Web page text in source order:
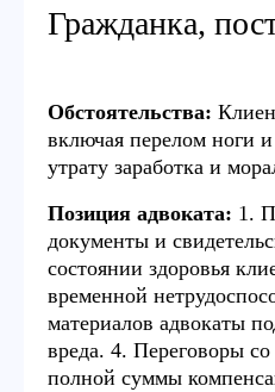
Гражданка,
Обстоятельства:
включая перелом ноги
утрату заработка и
Позиция адвоката: 1.
документы и
состоянии здоровья
временной
материалов адвокаты
вреда. 4. Переговоры
полной суммы